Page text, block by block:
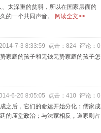
太深重的贫弱，所以在国家层面的
的一个共同声音。
阅读全文>>
7-3 8:33:59 点击：824 评论：0
家庭的孩子和无钱无势家庭的孩子怎
6-26 8:05:05 点击：410 评论：0
之后，它们的命运开始分化：儒家成
的庙堂政治；与法家相反，道家则占